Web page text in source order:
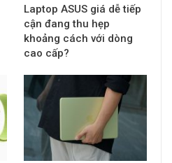
Laptop ASUS giá dễ tiếp
cận đang thu hẹp
khoảng cách với dòng
cao cấp?